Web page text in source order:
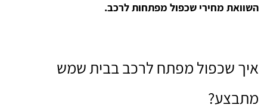
השוואת מחירי שכפול מפתחות לרכב.
איך שכפול מפתח לרכב בבית שמש
מתבצע?